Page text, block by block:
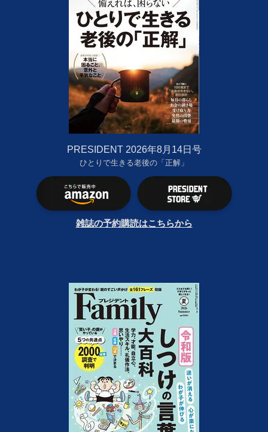
PRESIDENT 2026年8月14日号
ひとりで生きる老後の「正解」
雑誌の予約購読はこちらから